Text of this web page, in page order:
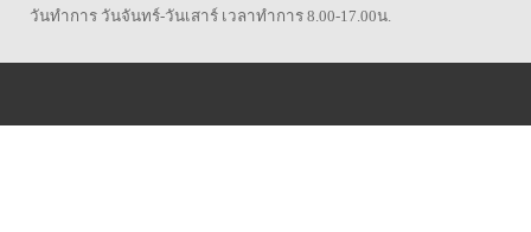
วันทำการ วันจันทร์-วันเสาร์ เวลาทำการ 8.00-17.00น.